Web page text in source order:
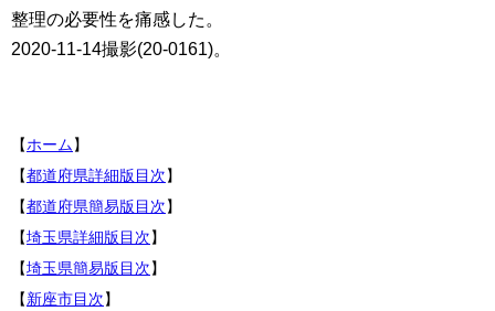
整理の必要性を痛感した。
2020-11-14撮影(20-0161)。
【ホーム】
【都道府県詳細版目次】
【都道府県簡易版目次】
【埼玉県詳細版目次】
【埼玉県簡易版目次】
【新座市目次】